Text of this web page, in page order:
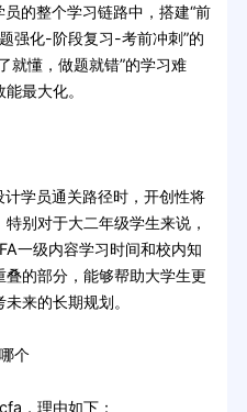
的整个学习链路中，搭建“前
强化-阶段复习-考前冲刺”的
就懂，做题就错”的学习难
最大化。
学员通关路径时，开创性将
别对于大二年级学生来说，
一级内容学习时间和校内知
的部分，能够帮助大学生更
来的长期规划。
个
，理由如下：